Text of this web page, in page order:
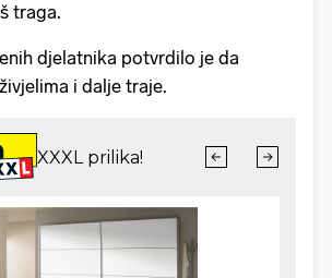
traga.
djelatnika potvrdilo je da
i dalje traje.